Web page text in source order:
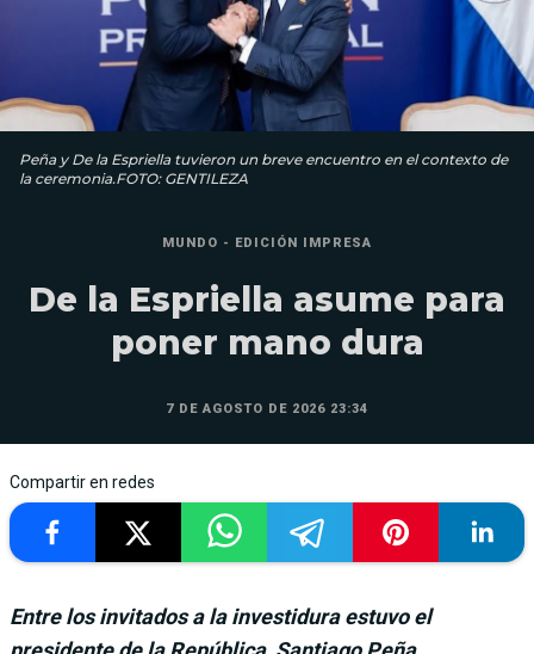
Peña y De la Espriella tuvieron un breve encuentro en el contexto de
la ceremonia.FOTO: GENTILEZA
MUNDO - EDICIÓN IMPRESA
De la Espriella asume para
poner mano dura
7 DE AGOSTO DE 2026 23:34
Compartir en redes
Entre los invitados a la investidura estuvo el